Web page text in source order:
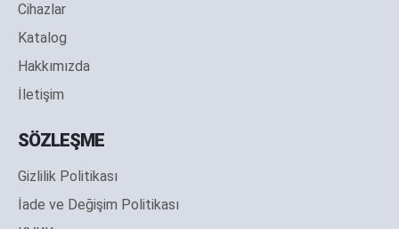
Cihazlar
Katalog
Hakkımızda
İletişim
SÖZLEŞME
Gizlilik Politikası
İade ve Değişim Politikası